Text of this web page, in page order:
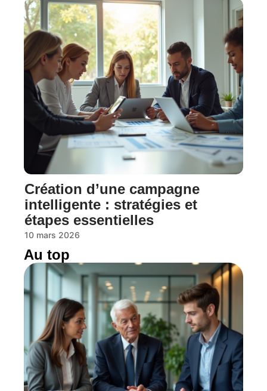
Création d’une campagne
intelligente : stratégies et
étapes essentielles
10 mars 2026
Au top